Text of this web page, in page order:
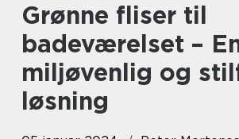
Grønne fliser til
badeværelset –
miljøvenlig og
løsning